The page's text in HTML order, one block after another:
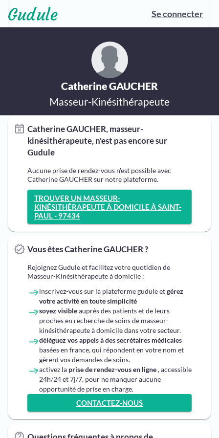
Se connecter
Catherine GAUCHER
Masseur-Kinésithérapeute
Catherine GAUCHER, masseur-
kinésithérapeute, n'est pas encore sur
Gudule
Aucune prise de rendez-vous n'est possible avec
Catherine GAUCHER sur notre plateforme.
TROUVER UN MASSEUR-
KINÉSITHÉRAPEUTE À DOMICILE À SAINT-
PAUL - 97434
Vous êtes Catherine GAUCHER ?
Rejoignez Gudule et facilitez votre quotidien de
Masseur-Kinésithérapeute à domicile :
inscrivez-vous sur la plateforme gudule etgérez
votre activité en toute simplicité
soyez visibleauprès des patients et de leurs
proches en recherche de soins de masseur-
kinésithérapeute à domicile dans votre secteur.
déléguez vos appels à des secrétaires médicales
basées en france, qui répondent en votre nom et
gèrent vos demandes de soins.
activez la prise de rendez-vous en ligne, accessible
24h/24 et 7j/7, pour ne manquer aucune
opportunité de prise en charge.
CONTACTEZ-NOUS